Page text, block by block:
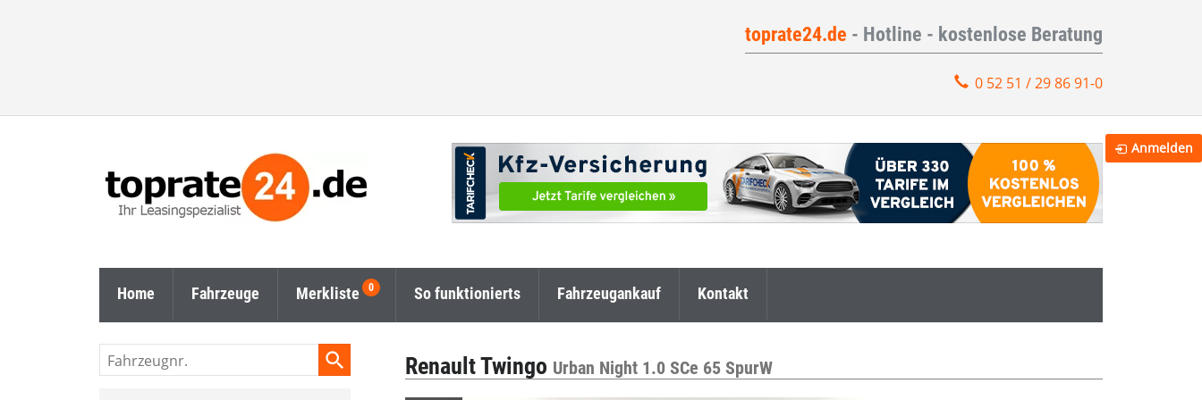
toprate24.de - Hotline - kostenlose Beratung
0 52 51 / 29 86 91-0
Home Fahrzeuge Merkliste So funktionierts Fahrzeugankauf Kontakt
Renault Twingo Urban Night 1.0 SCe 65 SpurW
Fahrzeugnr.
Anmelden